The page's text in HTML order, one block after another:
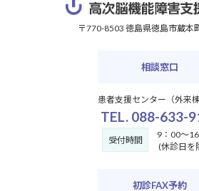
〒770-8503 徳島県徳島市蔵本
相談窓口
患者支援センター（外来棟
TEL. 088-633-
受付時間
9：00～
(休診日を
初診FAX予約